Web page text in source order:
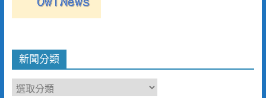
新聞分類
新